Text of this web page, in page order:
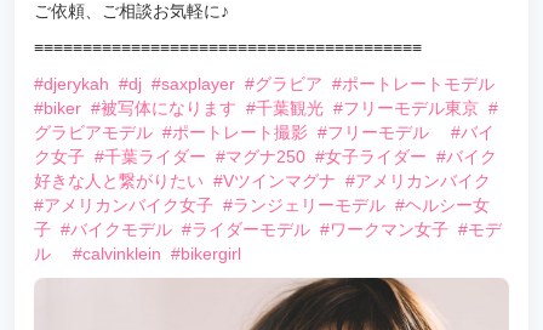
ご依頼、ご相談お気軽に♪
≡≡≡≡≡≡≡≡≡≡≡≡≡≡≡≡≡≡≡≡≡≡≡≡≡≡≡≡≡≡≡≡≡≡≡≡≡≡≡≡
#djerykah #dj #saxplayer #グラビア #ポートレートモデル
#biker #被写体になります #千葉観光 #フリーモデル東京 #
グラビアモデル #ポートレート撮影 #フリーモデル
#バイ
ク女子 #千葉ライダー #マグナ250 #女子ライダー #バイク
好きな人と繋がりたい #Vツインマグナ #アメリカンバイク
#アメリカンバイク女子 #ランジェリーモデル #ヘルシー女
子 #バイクモデル #ライダーモデル #ワークマン女子 #モデ
ル
#calvinklein #bikergirl